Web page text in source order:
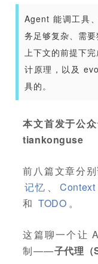
Agent 能调工具
务足够复杂、需
上下文的前提下
计原理，以及
具的。
本文首发于公
tiankonguse
前八篇文章分
记忆 、
和 TODO 。
这篇聊一个让
制——子代理（